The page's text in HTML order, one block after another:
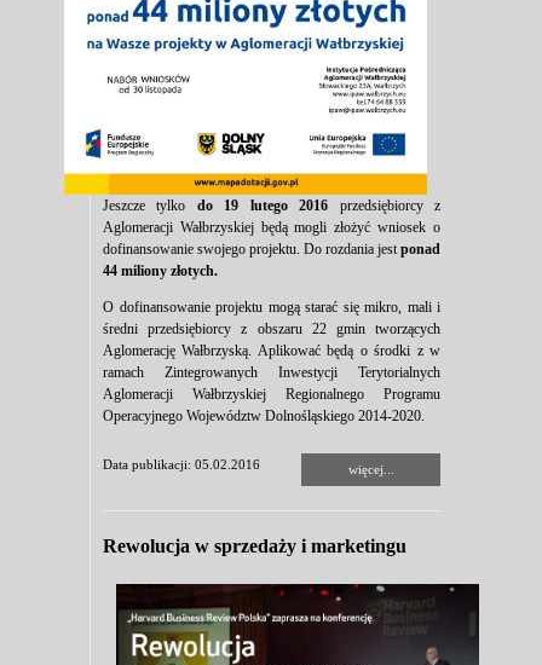
Jeszcze tylko do 19 lutego 2016 przedsiębiorcy z
Aglomeracji Wałbrzyskiej będą mogli złożyć wniosek o
dofinansowanie swojego projektu. Do rozdania jestponad
44 miliony złotych.
O dofinansowanie projektu mogą starać się mikro, mali i
średni przedsiębiorcy z obszaru 22 gmin tworzących
Aglomerację Wałbrzyską. Aplikować będą o środki z w
ramach Zintegrowanych Inwestycji Terytorialnych
Aglomeracji Wałbrzyskiej Regionalnego Programu
Operacyjnego Województw Dolnośląskiego 2014-2020.
Data publikacji: 05.02.2016 więcej...
Rewolucja w sprzedaży i marketingu